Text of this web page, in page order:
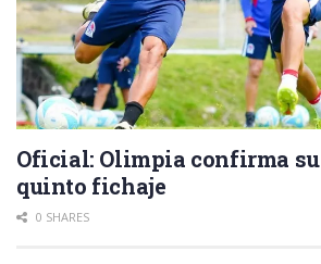
Oficial: Olimpia confirma su
quinto fichaje
0 SHARES